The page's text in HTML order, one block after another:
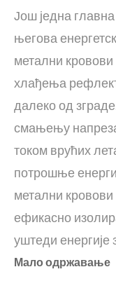
Још једна
његова
метални
хлађења
далеко од
смањењу
током врућих
потрошње
метални кровови
ефикасно
уштеди енергије
Мало одржавање